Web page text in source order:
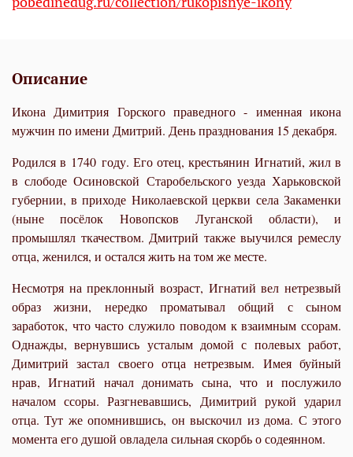
Описание
Икона Димитрия Горского праведного - именная икона
мужчин по имени Дмитрий. День празднования 15 декабря.
Родился в 1740 году. Его отец, крестьянин Игнатий, жил в
в слободе Осиновской Старобельского уезда Харьковской
губернии, в приходе Николаевской церкви села Закаменки
(ныне посёлок Новопсков Луганской области), и
промышлял ткачеством. Дмитрий также выучился ремеслу
отца, женился, и остался жить на том же месте.
Несмотря на преклонный возраст, Игнатий вел нетрезвый
образ жизни, нередко проматывал общий с сыном
заработок, что часто служило поводом к взаимным ссорам.
Однажды, вернувшись усталым домой с полевых работ,
Димитрий застал своего отца нетрезвым. Имея буйный
нрав, Игнатий начал донимать сына, что и послужило
началом ссоры. Разгневавшись, Димитрий рукой ударил
отца. Тут же опомнившись, он выскочил из дома. С этого
момента его душой овладела сильная скорбь о содеянном.